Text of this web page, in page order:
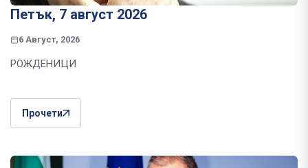
Петък, 7 август 2026
6 Август, 2026
РОЖДЕНИЦИ
Прочети